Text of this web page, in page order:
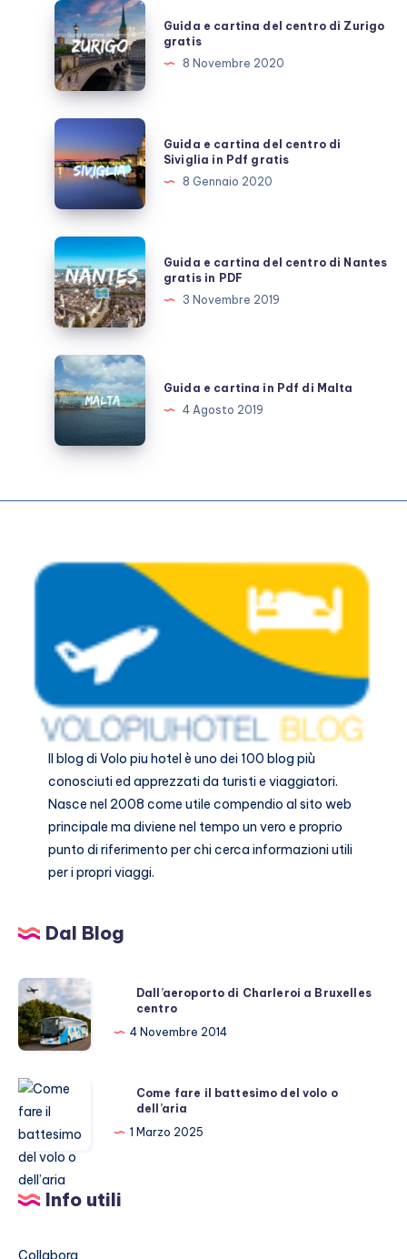
Guida
e
cartina
del
centro
di
Zurigo
gratis
Guida e cartina del centro di Zurigo
gratis
8 Novembre 2020
Guida
e
cartina
del
centro
di
Siviglia
in
Pdf
gratis
Guida e cartina del centro di
Siviglia in Pdf gratis
8 Gennaio 2020
Guida
e
cartina
del
centro
di
Nantes
gratis
PDF
Guida e cartina del centro di Nantes
gratis in PDF
3 Novembre 2019
Guida
e
cartina
Pdf
Malta
Guida e cartina in Pdf di Malta
4 Agosto 2019
Il blog diVolo piu hotelè uno dei 100 blog più
conosciuti ed apprezzati da turisti e viaggiatori.
Nasce nel 2008 come utile compendio al sito web
principale ma diviene nel tempo un vero e proprio
punto di riferimento per chi cerca informazioni utili
per i propri viaggi.
Dal Blog
Dall’aeroporto
di
Charleroi
a
Bruxelles
Dall’aeroporto di Charleroi a Bruxelles
centro
4 Novembre 2014
Come
fare
il
battesimo
del
volo
dell’aria
Come fare il battesimo del volo o
dell’aria
1 Marzo 2025
Info utili
Collabora